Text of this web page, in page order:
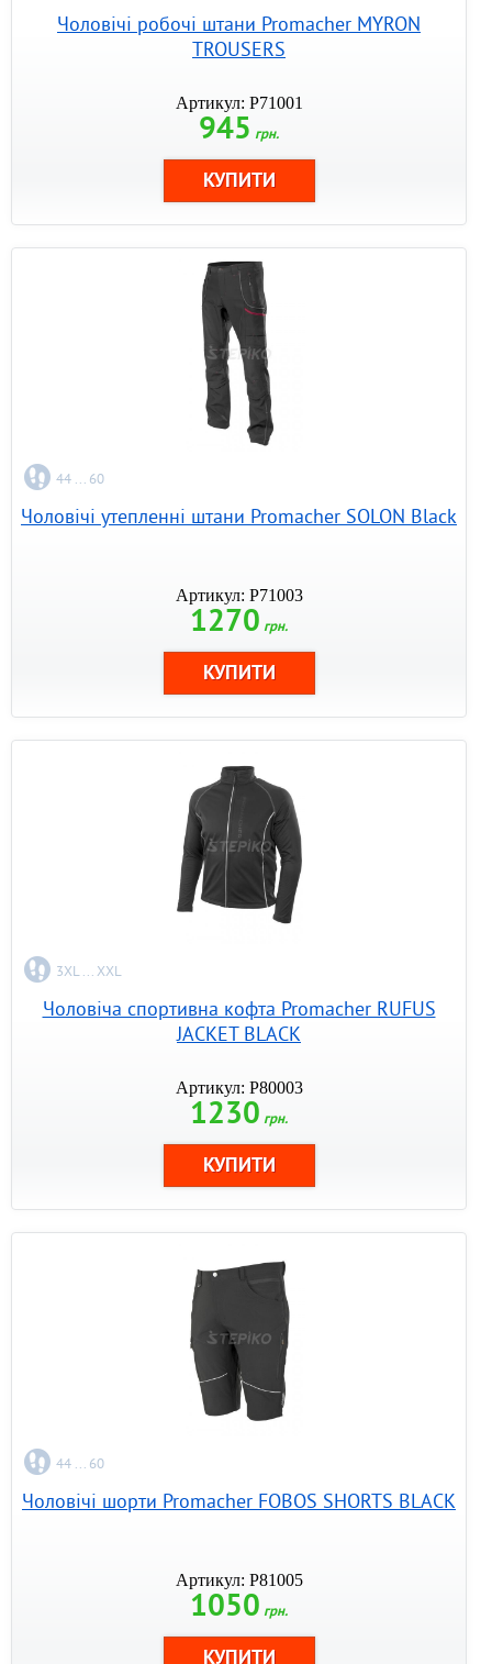
Чоловічі робочі штани Promacher MYRON
TROUSERS
Артикул: P71001
945 грн.
44 ... 60
Чоловічі утепленні штани Promacher SOLON Black
Артикул: P71003
1270 грн.
3XL ... XXL
Чоловіча спортивна кофта Promacher RUFUS
JACKET BLACK
Артикул: P80003
1230 грн.
44 ... 60
Чоловічі шорти Promacher FOBOS SHORTS BLACK
Артикул: P81005
1050 грн.